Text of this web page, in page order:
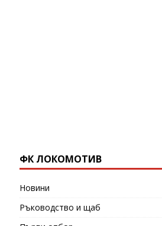
ФК ЛОКОМОТИВ
Новини
Ръководство и щаб